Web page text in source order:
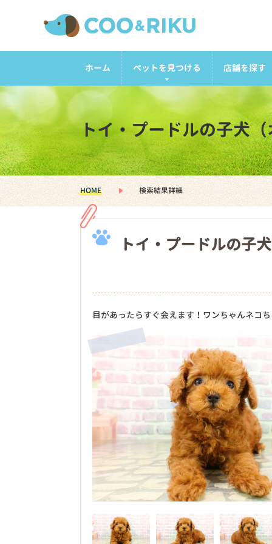
ホーム ペットを見つける 店舗を探す
トイ・プードルの子犬
HOME 検索結果詳細
トイ・プードルの
目があったらすぐ会えます！ワンちゃんネコ